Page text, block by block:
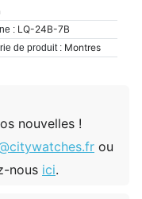
: LQ-24B-7B
de produit : Montres
nouvelles !
ou
nous ici.